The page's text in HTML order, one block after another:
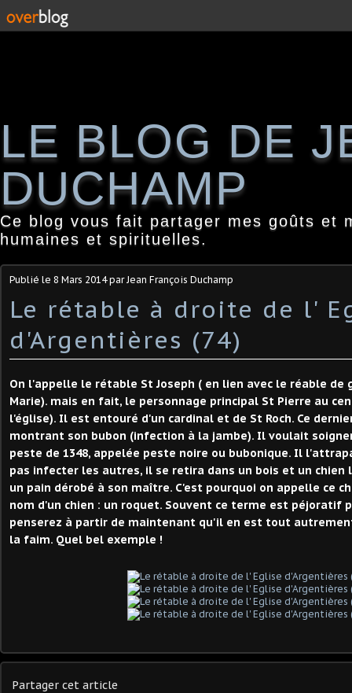
LE BLOG DE
DUCHAMP
Ce blog vous fait partager mes goûts et
humaines et spirituelles.
Publié le 8 Mars 2014par Jean François Duchamp
Le rétable à droite de l'
d'Argentières (74)
On l'appelle le rétable St Joseph ( en lien avec le réable de
Marie). mais en fait, le personnage principal St Pierre au
l'église). Il est entouré d'un cardinal et de St Roch. Ce
montrant son bubon (infection à la jambe). Il voulait
peste de 1348, appelée peste noire ou bubonique. Il
pas infecter les autres, il se retira dans un bois et un chien
un pain dérobé à son maître. C'est pourquoi on appelle ce
nom d'un chien : un roquet. Souvent ce terme est péjoratif
penserez à partir de maintenant qu'il en est tout
la faim. Quel bel exemple !
Partager cet article